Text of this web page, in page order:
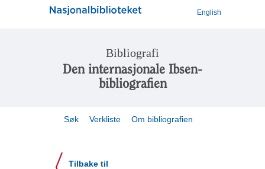
English
Bibliografi
Den internasjonale Ibsen-
bibliografien
Søk Verkliste Om bibliografien
Tilbake til